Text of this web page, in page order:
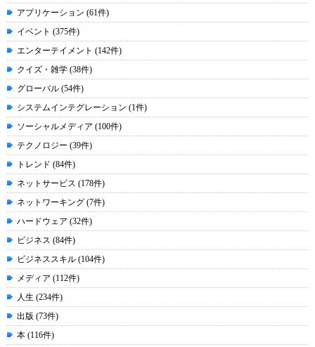
アプリケーション (61件)
イベント (375件)
エンターテイメント (142件)
クイズ・雑学 (38件)
グローバル (54件)
システムインテグレーション (1件)
ソーシャルメディア (100件)
テクノロジー (39件)
トレンド (84件)
ネットサービス (178件)
ネットワーキング (7件)
ハードウェア (32件)
ビジネス (84件)
ビジネススキル (104件)
メディア (112件)
人生 (234件)
出版 (73件)
本 (116件)